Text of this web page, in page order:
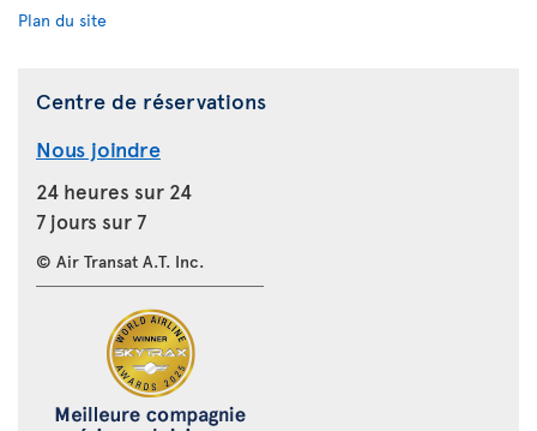
Plan du site
Centre de réservations
Nous joindre
24 heures sur 24
7 jours sur 7
© Air Transat A.T. Inc.